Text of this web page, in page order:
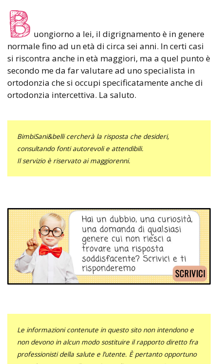
B uongiorno a lei, il digrignamento è in genere
normale fino ad un età di circa sei anni. In certi casi
si riscontra anche in età maggiori, ma a quel punto è
secondo me da far valutare ad uno specialista in
ortodonzia che si occupi specificatamente anche di
ortodonzia intercettiva. La saluto.
BimbiSani&belli cercherà la risposta che desideri,
consultando fonti autorevoli e attendibili.
Il servizio è riservato ai maggiorenni.
Le informazioni contenute in questo sito non intendono e
non devono in alcun modo sostituire il rapporto diretto fra
professionisti della salute e l’utente. È pertanto opportuno